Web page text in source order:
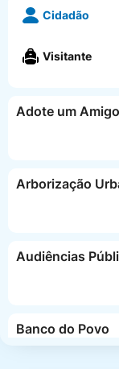
Cidadão
Visitante
Adote um Amigo
Arborização
Audiências
Banco do Povo